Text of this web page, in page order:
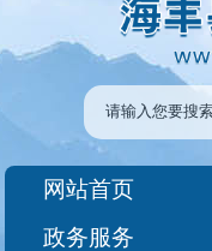
网站首页
政务服务